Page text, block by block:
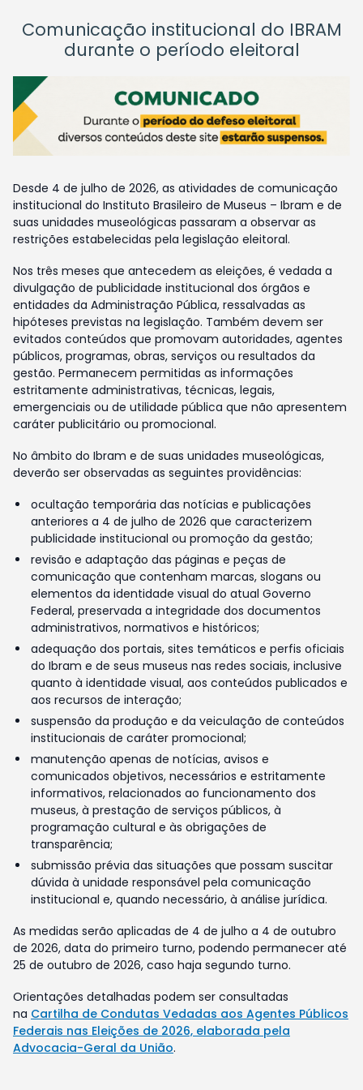
Comunicação institucional do IBRAM
durante o período eleitoral
Desde 4 de julho de 2026, as atividades de comunicação
institucional do Instituto Brasileiro de Museus – Ibram e de
suas unidades museológicas passaram a observar as
restrições estabelecidas pela legislação eleitoral.
Nos três meses que antecedem as eleições, é vedada a
divulgação de publicidade institucional dos órgãos e
entidades da Administração Pública, ressalvadas as
hipóteses previstas na legislação. Também devem ser
evitados conteúdos que promovam autoridades, agentes
públicos, programas, obras, serviços ou resultados da
gestão. Permanecem permitidas as informações
estritamente administrativas, técnicas, legais,
emergenciais ou de utilidade pública que não apresentem
caráter publicitário ou promocional.
No âmbito do Ibram e de suas unidades museológicas,
deverão ser observadas as seguintes providências:
ocultação temporária das notícias e publicações
anteriores a 4 de julho de 2026 que caracterizem
publicidade institucional ou promoção da gestão;
revisão e adaptação das páginas e peças de
comunicação que contenham marcas, slogans ou
elementos da identidade visual do atual Governo
Federal, preservada a integridade dos documentos
administrativos, normativos e históricos;
adequação dos portais, sites temáticos e perfis oficiais
do Ibram e de seus museus nas redes sociais, inclusive
quanto à identidade visual, aos conteúdos publicados e
aos recursos de interação;
suspensão da produção e da veiculação de conteúdos
institucionais de caráter promocional;
manutenção apenas de notícias, avisos e
comunicados objetivos, necessários e estritamente
informativos, relacionados ao funcionamento dos
museus, à prestação de serviços públicos, à
programação cultural e às obrigações de
transparência;
submissão prévia das situações que possam suscitar
dúvida à unidade responsável pela comunicação
institucional e, quando necessário, à análise jurídica.
As medidas serão aplicadas de 4 de julho a 4 de outubro
de 2026, data do primeiro turno, podendo permanecer até
25 de outubro de 2026, caso haja segundo turno.
Orientações detalhadas podem ser consultadas
na Cartilha de Condutas Vedadas aos Agentes Públicos
Federais nas Eleições de 2026, elaborada pela
Advocacia-Geral da União.